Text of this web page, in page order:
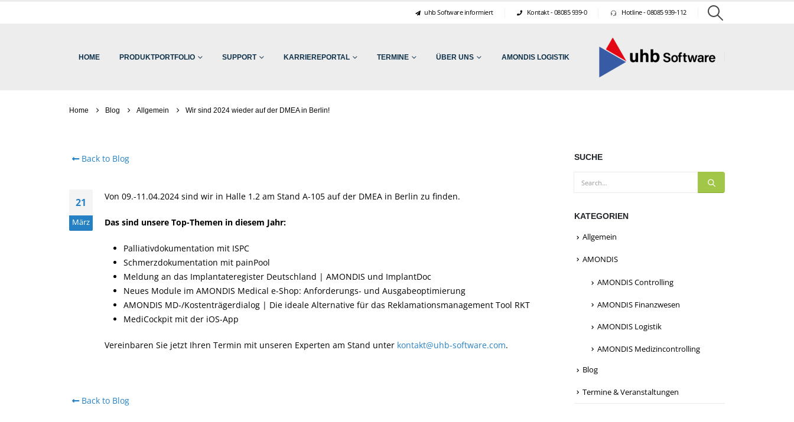
uhb Software informiert Kontakt - 08085 939-0 Hotline - 08085 939-112
HOME PRODUKTPORTFOLIO SUPPORT KARRIEREPORTAL TERMINE ÜBER UNS AMONDIS LOGISTIK
Home Blog Allgemein Wir sind 2024 wieder auf der DMEA in Berlin!
Back to Blog
21
März
Von 09.-11.04.2024 sind wir in Halle 1.2 am Stand A-105 auf der DMEA in Berlin zu finden.
Das sind unsere Top-Themen in diesem Jahr:
Palliativdokumentation mit ISPC
Schmerzdokumentation mit painPool
Meldung an das Implantateregister Deutschland | AMONDIS und ImplantDoc
Neues Module im AMONDIS Medical e-Shop: Anforderungs- und Ausgabeoptimierung
AMONDIS MD-/Kostenträgerdialog | Die ideale Alternative für das Reklamationsmanagement Tool RKT
MediCockpit mit der iOS-App
Vereinbaren Sie jetzt Ihren Termin mit unseren Experten am Stand unter kontakt@uhb-software.com.
Back to Blog
SUCHE
Search
KATEGORIEN
Allgemein
AMONDIS
AMONDIS Controlling
AMONDIS Finanzwesen
AMONDIS Logistik
AMONDIS Medizincontrolling
Blog
Termine & Veranstaltungen